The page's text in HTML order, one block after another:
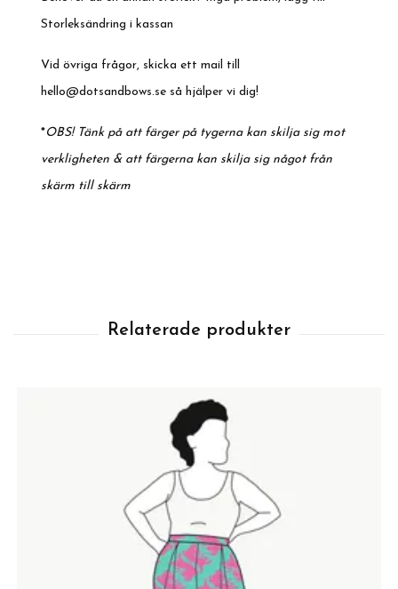
Storleksändring i kassan
Vid övriga frågor, skicka ett mail till
hello@dotsandbows.se så hjälper vi dig!
*OBS! Tänk på att färger på tygerna kan skilja sig mot
verkligheten & att färgerna kan skilja sig något från
skärm till skärm